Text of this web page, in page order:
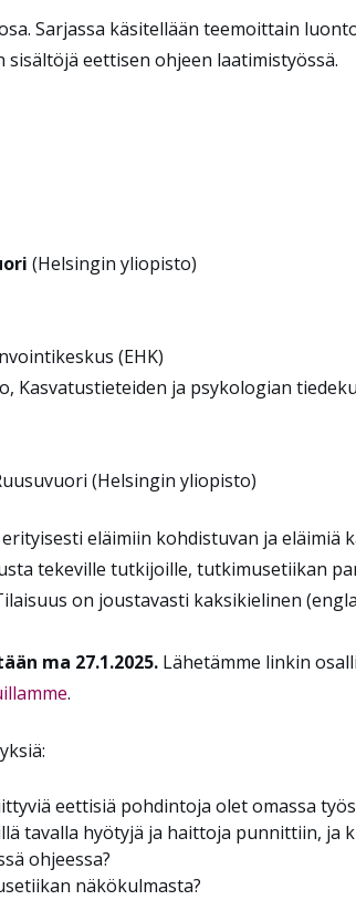
Sarjassa käsitellään teemoittain
eettisen ohjeen laatimistyössä.
(Helsingin yliopisto)
(EHK)
Kasvatustieteiden ja psykologian
(Helsingin yliopisto)
eläimiin kohdistuvan ja eläimiä
tekeville tutkijoille, tutkimusetiikan
on joustavasti kaksikielinen
ma 27.1.2025. Lähetämme linkin
.
eettisiä pohdintoja olet omassa
tavalla hyötyjä ja haittoja punnittiin, ja
ohjeessa?
näkökulmasta?